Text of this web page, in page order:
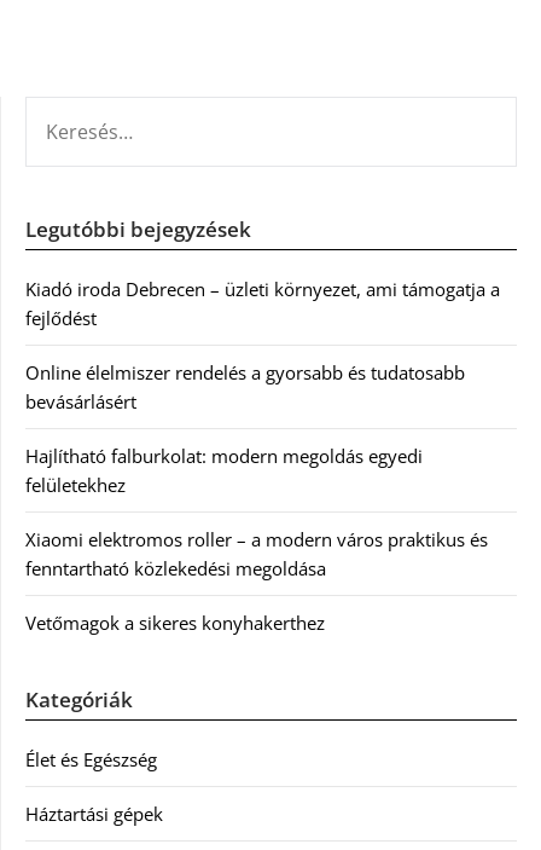
Legutóbbi bejegyzések
Kiadó iroda Debrecen – üzleti környezet, ami támogatja a
fejlődést
Online élelmiszer rendelés a gyorsabb és tudatosabb
bevásárlásért
Hajlítható falburkolat: modern megoldás egyedi
felületekhez
Xiaomi elektromos roller – a modern város praktikus és
fenntartható közlekedési megoldása
Vetőmagok a sikeres konyhakerthez
Kategóriák
Élet és Egészség
Háztartási gépek